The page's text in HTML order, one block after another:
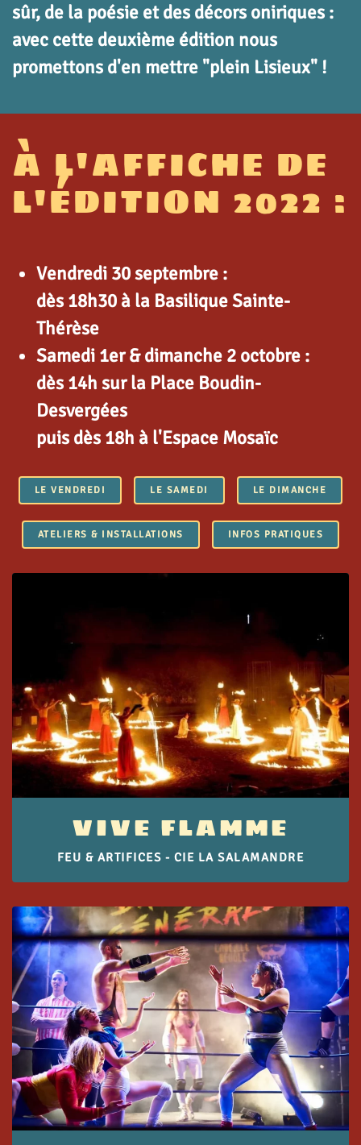
sûr, de la poésie et des décors oniriques :
avec cette deuxième édition nous
promettons d'en mettre "plein Lisieux" !
À L'AFFICHE DE
L'ÉDITION 2022 :
Vendredi 30 septembre :
dès 18h30 à la Basilique Sainte-
Thérèse
Samedi 1er & dimanche 2 octobre :
dès 14h sur la Place Boudin-
Desvergées
puis dès 18h à l'Espace Mosaïc
LE VENDREDI LE SAMEDI LE DIMANCHE
ATELIERS & INSTALLATIONS INFOS PRATIQUES
VIVE FLAMME
FEU & ARTIFICES - CIE LA SALAMANDRE